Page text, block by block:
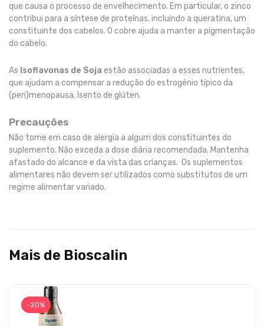
que causa o processo de envelhecimento. Em particular, o zinco
contribui para a síntese de proteínas, incluindo a queratina, um
constituinte dos cabelos. O cobre ajuda a manter a pigmentação
do cabelo.
As Isoflavonas de Soja estão associadas a esses nutrientes,
que ajudam a compensar a redução do estrogénio típico da
(peri)menopausa. Isento de glúten.
Precauções
Não tome em caso de alergia a algum dos constituintes do
suplemento. Não exceda a dose diária recomendada. Mantenha
afastado do alcance e da vista das crianças. Os suplementos
alimentares não devem ser utilizados como substitutos de um
regime alimentar variado.
Mais de Bioscalin
-20%